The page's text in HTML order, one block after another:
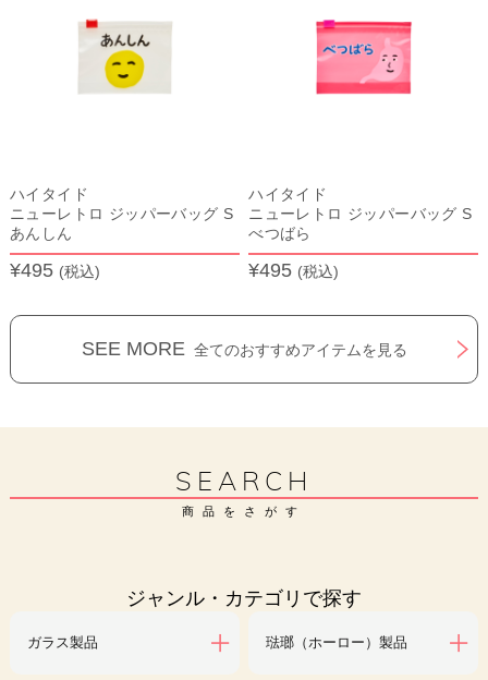
ハイタイド
ニューレトロ ジッパーバッグ S
あんしん
¥495 (税込)
ハイタイド
ニューレトロ ジッパーバッグ S
べつばら
¥495 (税込)
SEE MORE 全てのおすすめアイテムを見る
SEARCH
商品をさがす
ジャンル・カテゴリで探す
ガラス製品 琺瑯（ホーロー）製品